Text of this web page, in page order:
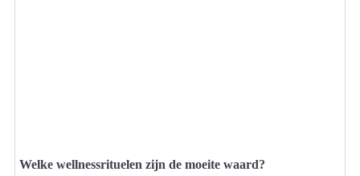
Welke wellnessrituelen zijn de moeite waard?